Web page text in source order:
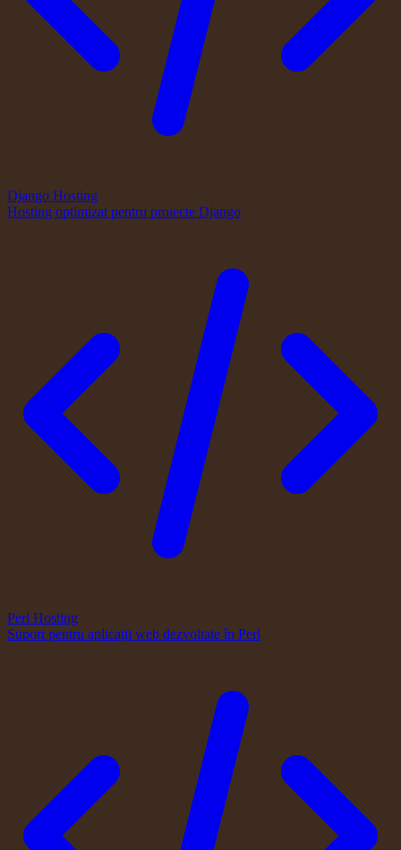
Django Hosting
Hosting optimizat pentru proiecte Django
Perl Hosting
Suport pentru aplicații web dezvoltate în Perl